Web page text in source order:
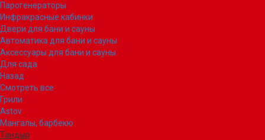
Парогенераторы
Инфракрасные кабинки
Двери для бани и сауны
Автоматика для бани и сауны
Аксессуары для бани и сауны
Для сада
Назад
Смотреть все
Грили
Astov
Мангалы, барбекю
Тандыр